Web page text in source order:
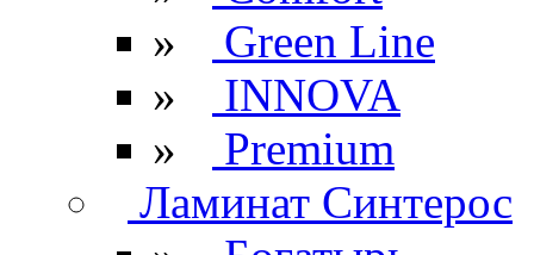
»
Green Line
»
INNOVA
»
Premium
Ламинат Синтерос